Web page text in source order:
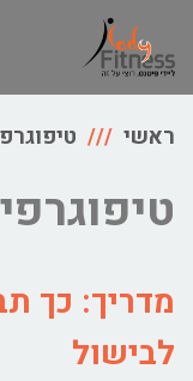
ראשי
מדריך: כך
לבישול